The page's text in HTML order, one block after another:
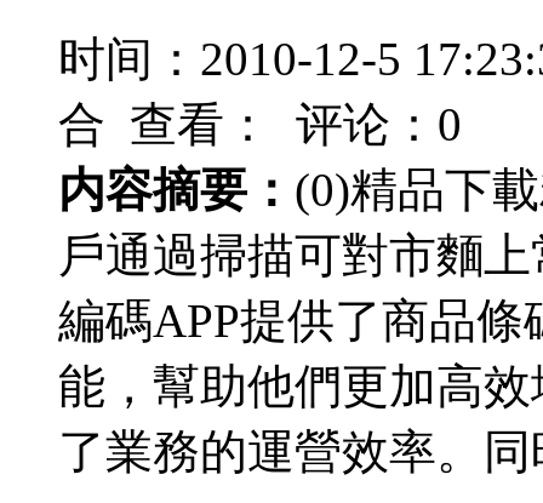
时间：2010-12-5
合 查看：
评论：0
内容摘要： (0)精品下
戶通過掃描可對市麵
編碼APP提供了商品
能，幫助他們更加高
了業務的運營效率。同